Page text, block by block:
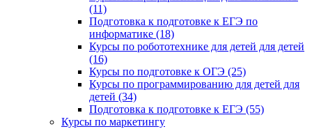
(11)
Подготовка к подготовке к ЕГЭ по
информатике (18)
Курсы по робототехнике для детей для детей
(16)
Курсы по подготовке к ОГЭ (25)
Курсы по программированию для детей для
детей (34)
Подготовка к подготовке к ЕГЭ (55)
Курсы по маркетингу